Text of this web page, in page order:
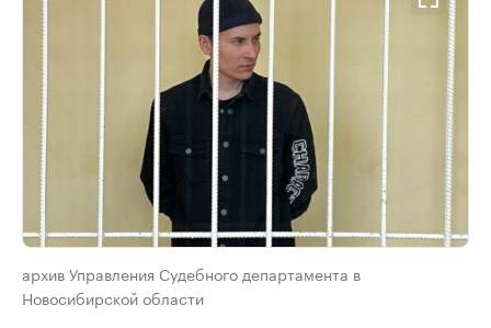
архив Управления Судебного департамента в
Новосибирской области